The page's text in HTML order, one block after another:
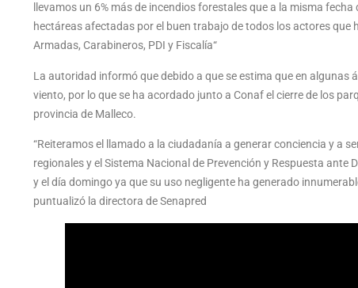
llevamos un 6% más de incendios forestales que a la misma
hectáreas afectadas por el buen trabajo de todos los actores
Armadas, Carabineros, PDI y Fiscalía“
La autoridad informó que debido a que se estima que en
viento, por lo que se ha acordado junto a Conaf el cierre de los
provincia de Malleco.
“Reiteramos el llamado a la ciudadanía a generar conciencia y a
regionales y el Sistema Nacional de Prevención y Respuesta
y el día domingo ya que su uso negligente ha generado
puntualizó la directora de Senapred